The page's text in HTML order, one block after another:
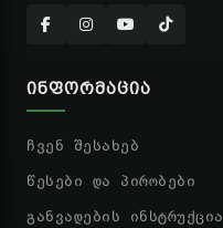
ᲘᲜᲤᲝᲠᲛᲐᲪᲘᲐ
ჩვენ შესახებ
წესები და პირობები
განვადების ინსტრუქცია